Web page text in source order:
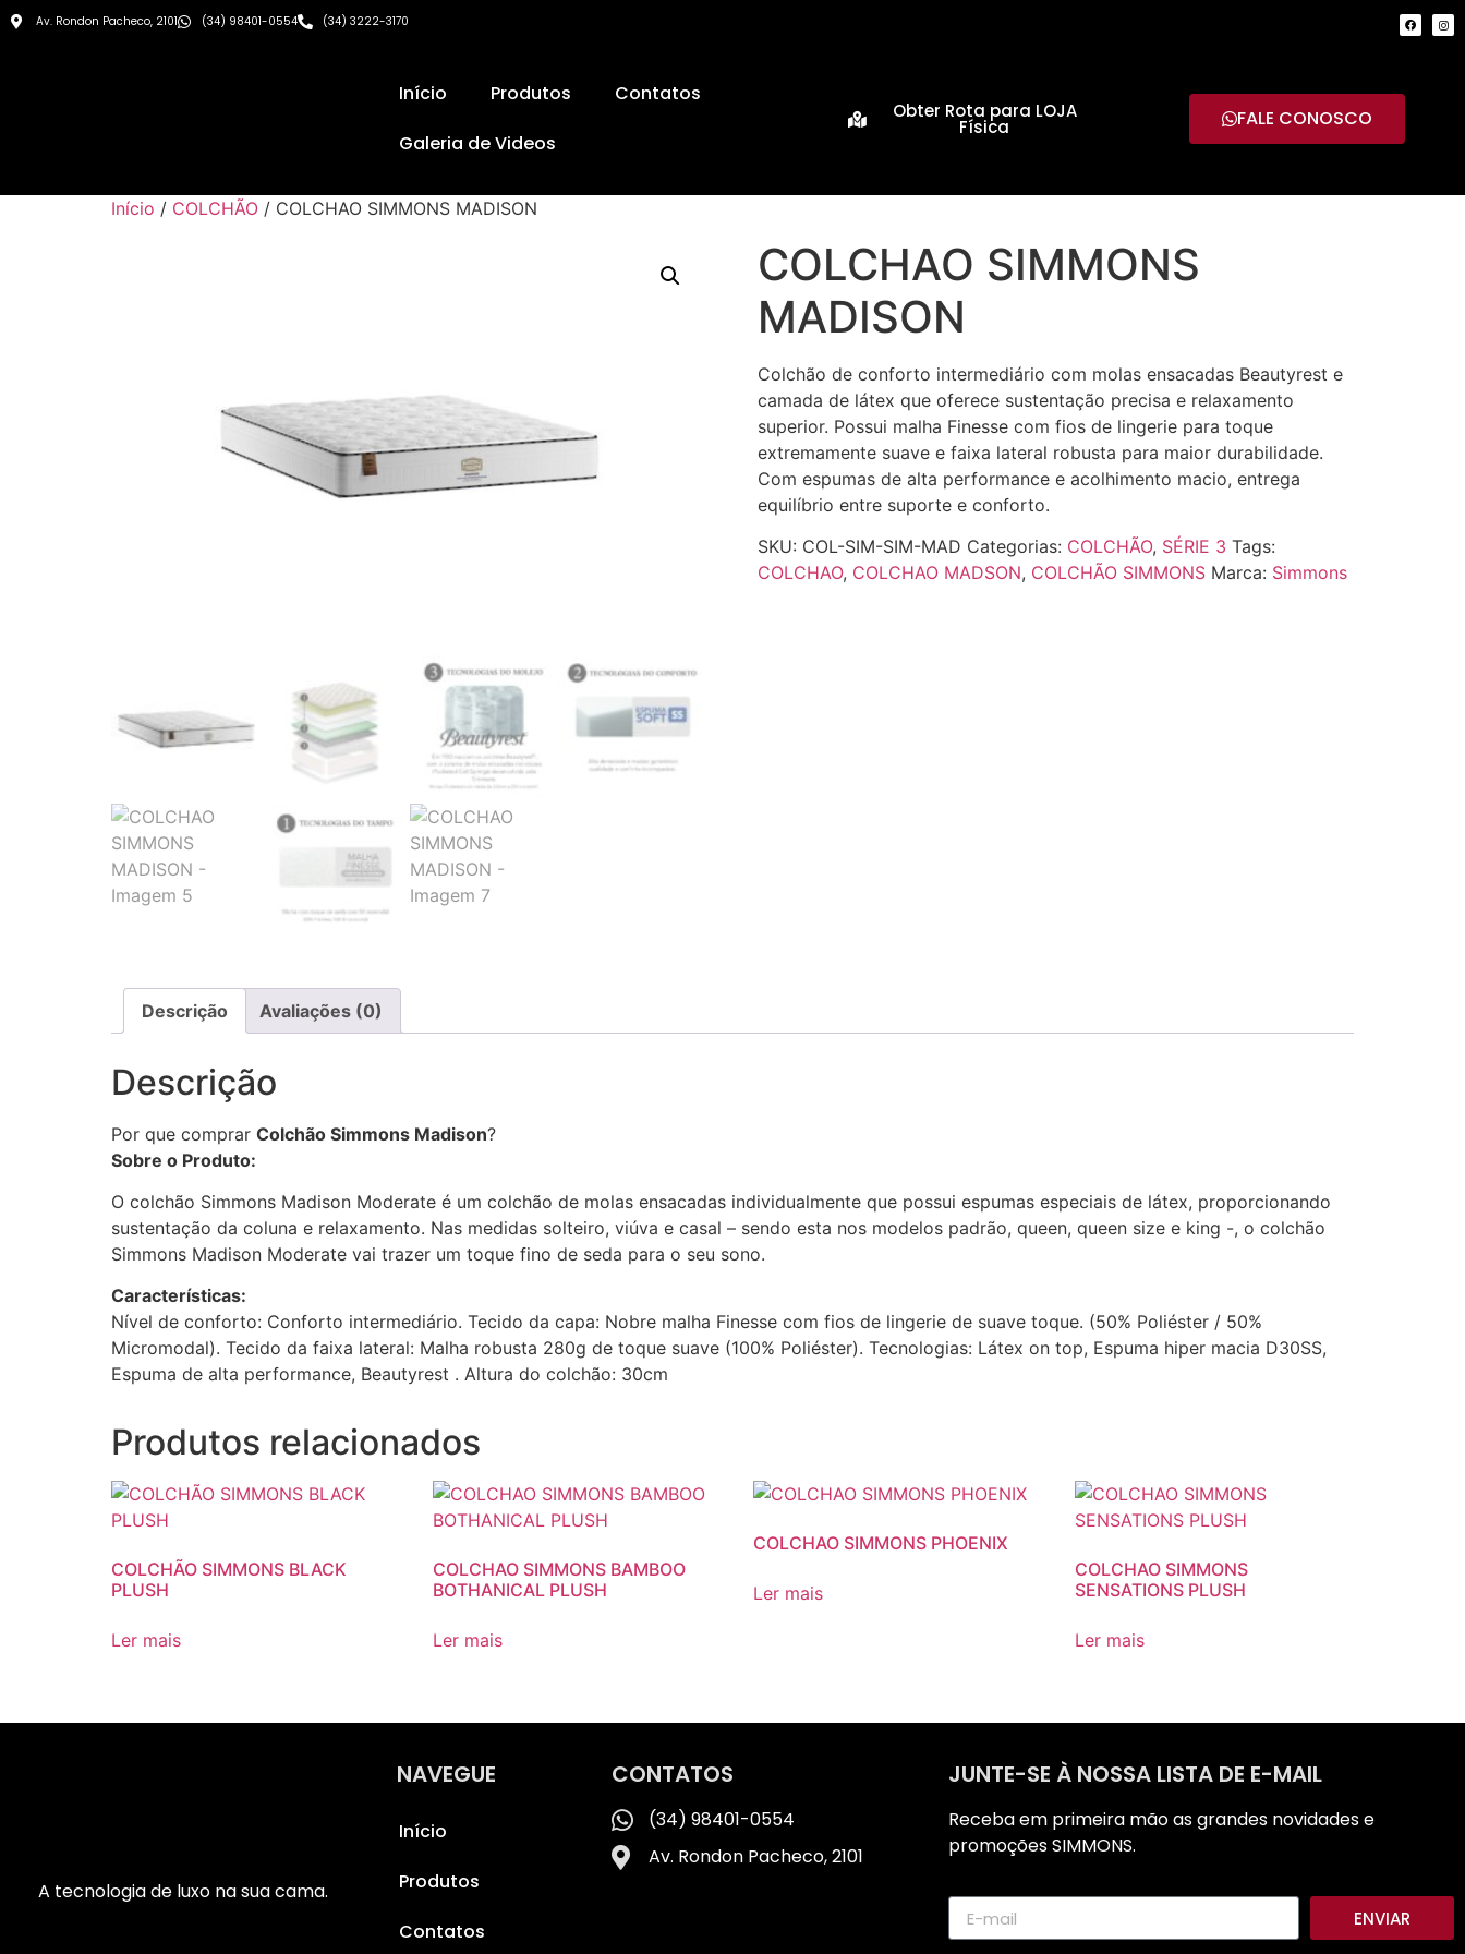
Av. Rondon Pacheco, 2101 (34) 98401-0554 (34) 3222-3170
Início Produtos
Contatos
Galeria de Videos
Obter Rota para LOJA
Física FALE CONOSCO
Início / COLCHÃO / COLCHAO SIMMONS MADISON
COLCHAO SIMMONS
MADISON
Colchão de conforto intermediário com molas ensacadas Beautyrest e
camada de látex que oferece sustentação precisa e relaxamento
superior. Possui malha Finesse com fios de lingerie para toque
extremamente suave e faixa lateral robusta para maior durabilidade.
Com espumas de alta performance e acolhimento macio, entrega
equilíbrio entre suporte e conforto.
SKU: COL-SIM-SIM-MAD Categorias: COLCHÃO, SÉRIE 3 Tags:
COLCHAO, COLCHAO MADSON, COLCHÃO SIMMONS Marca: Simmons
Descrição Avaliações (0)
Descrição
Por que comprar Colchão Simmons Madison?
Sobre o Produto:
O colchão Simmons Madison Moderate é um colchão de molas ensacadas individualmente que possui espumas especiais de látex, proporcionando
sustentação da coluna e relaxamento. Nas medidas solteiro, viúva e casal – sendo esta nos modelos padrão, queen, queen size e king -, o colchão
Simmons Madison Moderate vai trazer um toque fino de seda para o seu sono.
Características:
Nível de conforto: Conforto intermediário. Tecido da capa: Nobre malha Finesse com fios de lingerie de suave toque. (50% Poliéster / 50%
Micromodal). Tecido da faixa lateral: Malha robusta 280g de toque suave (100% Poliéster). Tecnologias: Látex on top, Espuma hiper macia D30SS,
Espuma de alta performance, Beautyrest . Altura do colchão: 30cm
Produtos relacionados
COLCHÃO SIMMONS BLACK
PLUSH
Ler mais
COLCHAO SIMMONS BAMBOO
BOTHANICAL PLUSH
Ler mais
COLCHAO SIMMONS PHOENIX
Ler mais
COLCHAO SIMMONS
SENSATIONS PLUSH
Ler mais
A tecnologia de luxo na sua cama.
NAVEGUE
Início
Produtos
Contatos
CONTATOS
(34) 98401-0554
Av. Rondon Pacheco, 2101
JUNTE-SE À NOSSA LISTA DE E-MAIL
Receba em primeira mão as grandes novidades e
promoções SIMMONS.
ENVIAR